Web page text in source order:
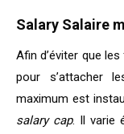
Salary Salaire
Afin d’éviter que
pour s’attacher
maximum est
salary cap. Il varie